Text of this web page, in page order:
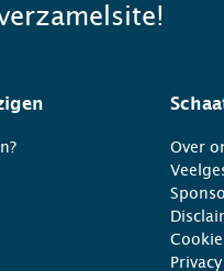
Over